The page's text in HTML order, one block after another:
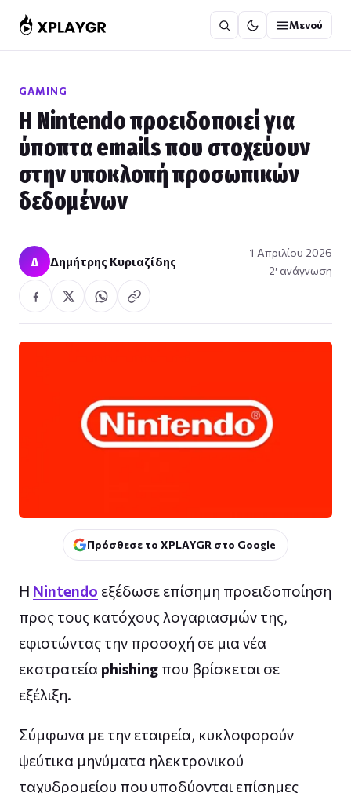
στο
περιεχόμενο
Μενού
GAMING
Η Nintendo προειδοποιεί για
ύποπτα emails που στοχεύουν
στην υποκλοπή προσωπικών
δεδομένων
Δ Δημήτρης Κυριαζίδης
1 Απριλίου 2026
2′ ανάγνωση
Πρόσθεσε το XPLAYGR στο Google
Η Nintendo εξέδωσε επίσημη προειδοποίηση
προς τους κατόχους λογαριασμών της,
εφιστώντας την προσοχή σε μια νέα
εκστρατεία phishing που βρίσκεται σε
εξέλιξη.
Σύμφωνα με την εταιρεία, κυκλοφορούν
ψεύτικα μηνύματα ηλεκτρονικού
ταχυδρομείου που υποδύονται επίσημες